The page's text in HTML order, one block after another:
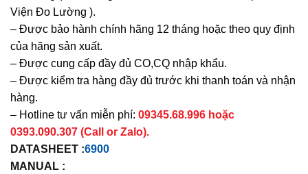
Viện Đo Lường ).
– Được bảo hành chính hãng 12 tháng hoặc theo quy định
của hãng sản xuất.
– Được cung cấp đầy đủ CO,CQ nhập khẩu.
– Được kiểm tra hàng đầy đủ trước khi thanh toán và nhận
hàng.
– Hotline tư vấn miễn phí: 09345.68.996 hoặc
0393.090.307 (Call or Zalo).
DATASHEET :6900
MANUAL :